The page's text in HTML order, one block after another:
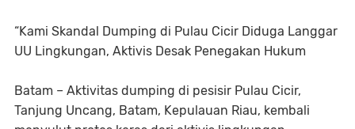
“Kami Skandal Dumping di Pulau Cicir Diduga Langgar
UU Lingkungan, Aktivis Desak Penegakan Hukum
Batam – Aktivitas dumping di pesisir Pulau Cicir,
Tanjung Uncang, Batam, Kepulauan Riau, kembali